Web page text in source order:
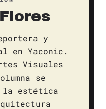
y
en Yaconic.
Visuales
se
la estética